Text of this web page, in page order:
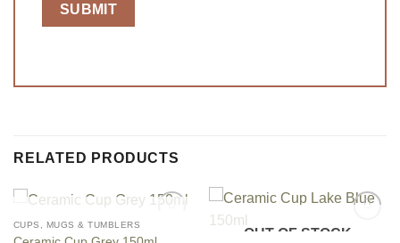
RELATED PRODUCTS
OUT OF STOCK
CUPS, MUGS & TUMBLERS
Add to
OUT OF STOCK